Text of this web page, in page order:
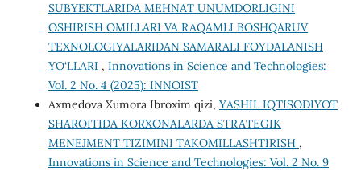
SUBYEKTLARIDA MEHNAT UNUMDORLIGINI
OSHIRISH OMILLARI VA RAQAMLI BOSHQARUV
TEXNOLOGIYALARIDAN SAMARALI FOYDALANISH
YO‘LLARI , Innovations in Science and Technologies:
Vol. 2 No. 4 (2025): INNOIST
Axmedova Xumora Ibroxim qizi, YASHIL IQTISODIYOT
SHAROITIDA KORXONALARDA STRATEGIK
MENEJMENT TIZIMINI TAKOMILLASHTIRISH ,
Innovations in Science and Technologies: Vol. 2 No. 9